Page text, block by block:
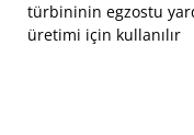
türbininin egzostu
üretimi için kullanılır